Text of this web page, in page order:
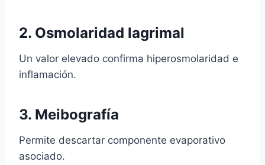
2. Osmolaridad lagrimal
Un valor elevado confirma hiperosmolaridad e
inflamación.
3. Meibografía
Permite descartar componente evaporativo
asociado.